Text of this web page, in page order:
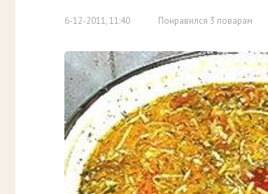
6-12-2011, 11:40 Понравился 3 поварам